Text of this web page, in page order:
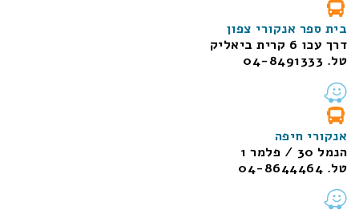
בית ספר אנקורי צפון
דרך עכו 6 קרית ביאליק
טל. 04-8491333
אנקורי חיפה
הנמל 30 / פלמר 1
טל. 04-8644464